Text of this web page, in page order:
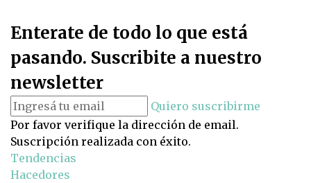
Enterate de todo lo que está
pasando. Suscribite a nuestro
newsletter
Quiero suscribirme
Por favor verifique la dirección de email.
Suscripción realizada con éxito.
Tendencias
Hacedores